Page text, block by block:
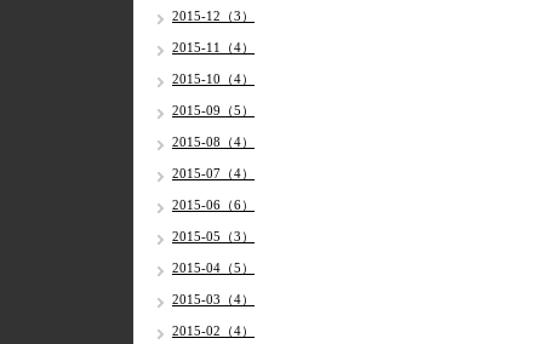
2015-12（3）
2015-11（4）
2015-10（4）
2015-09（5）
2015-08（4）
2015-07（4）
2015-06（6）
2015-05（3）
2015-04（5）
2015-03（4）
2015-02（4）